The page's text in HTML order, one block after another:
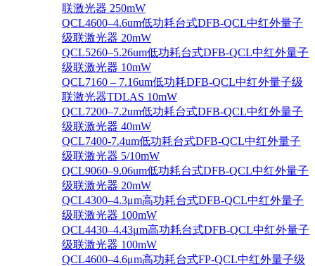
联激光器 250mW
QCL4600–4.6um低功耗台式DFB-QCL中红外量子
级联激光器 20mW
QCL5260–5.26um低功耗台式DFB-QCL中红外量子
级联激光器 10mW
QCL7160 – 7.16um低功耗DFB-QCL中红外量子级
联激光器TDLAS 10mW
QCL7200–7.2um低功耗台式DFB-QCL中红外量子
级联激光器 40mW
QCL7400-7.4um低功耗台式DFB-QCL中红外量子
级联激光器 5/10mW
QCL9060–9.06um低功耗台式DFB-QCL中红外量子
级联激光器 20mW
QCL4300–4.3μm高功耗台式DFB-QCL中红外量子
级联激光器 100mW
QCL4430–4.43μm高功耗台式DFB-QCL中红外量子
级联激光器 100mW
QCL4600–4.6μm高功耗台式FP-QCL中红外量子级